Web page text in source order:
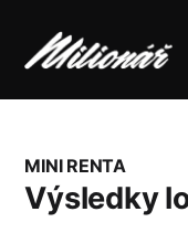
MINI RENTA
Výsledky